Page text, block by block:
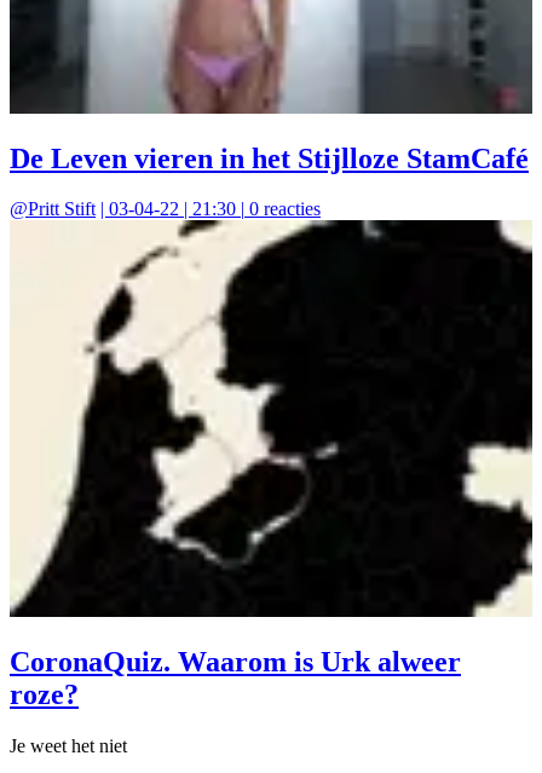
De Leven vieren in het Stijlloze StamCafé
@Pritt Stift 03-04-22 | 21:30 0 reacties
CoronaQuiz. Waarom is Urk alweer
roze?
Je weet het niet